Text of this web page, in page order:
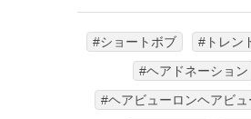
#ショートボブ
#トレン
#ヘアドネーション
#ヘアビューロンヘアビュ